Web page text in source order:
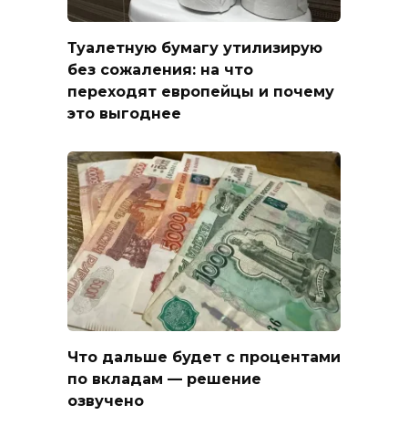
Туалетную бумагу утилизирую
без сожаления: на что
переходят европейцы и почему
это выгоднее
Что дальше будет с процентами
по вкладам — решение
озвучено